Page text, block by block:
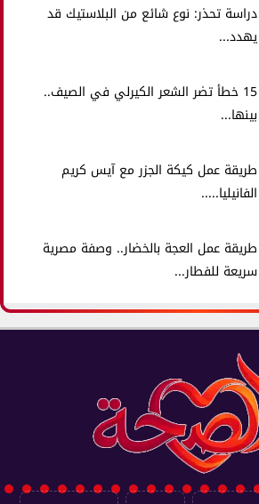
دراسة تحذر: نوع شائع من البلاستيك قد
يهدد...
15 خطأ تضر الشعر الكيرلي في الصيف..
بينها...
طريقة عمل كيكة الجزر مع آيس كريم
الفانيليا.....
طريقة عمل العجة بالخضار.. وصفة مصرية
سريعة للفطار...